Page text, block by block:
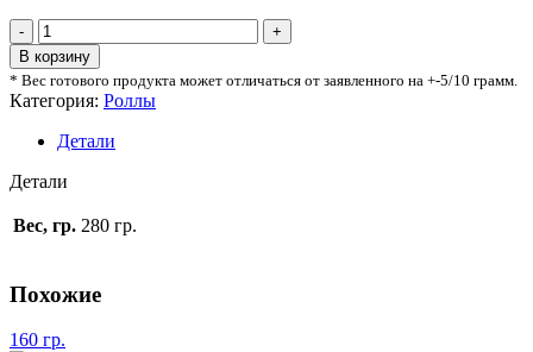
В корзину
* Вес готового продукта может отличаться от заявленного на +-5/10 грамм.
Категория: Роллы
Детали
Детали
Вес, гр. 280 гр.
Похожие
160 гр.